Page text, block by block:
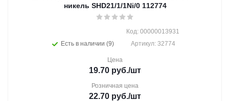
никель SHD21/1/1Ni/0 112774
Есть в наличии (9)
Код: 00000013931
Артикул: 32774
Цена
19.70 руб./шт
Розничная цена
22.70 руб./шт